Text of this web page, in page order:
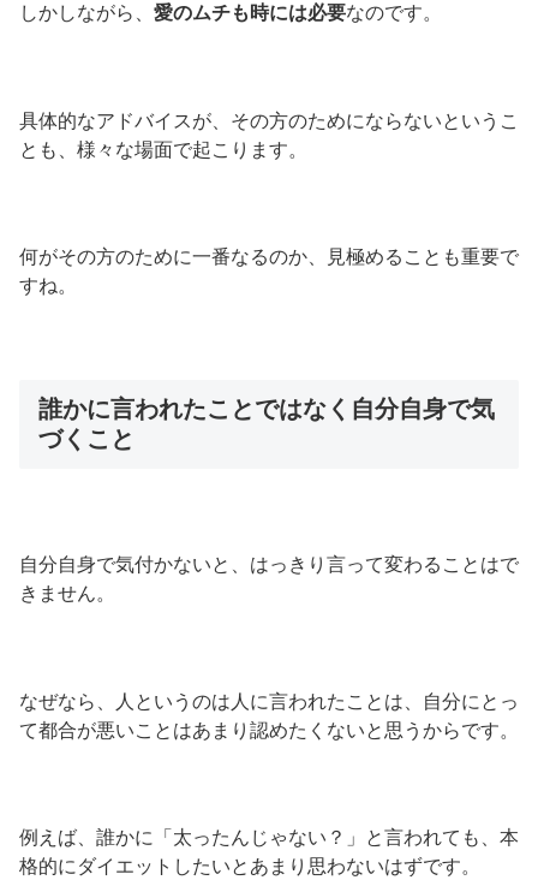
しかしながら、 愛のムチも時には必要なのです。
具体的なアドバイスが、その方のためにならないというこ
とも、様々な場面で起こります。
何がその方のために一番なるのか、見極めることも重要で
すね。
誰かに言われたことではなく自分自身で気
づくこと
自分自身で気付かないと、はっきり言って変わることはで
きません。
なぜなら、人というのは人に言われたことは、自分にとっ
て都合が悪いことはあまり認めたくないと思うからです。
例えば、誰かに「太ったんじゃない？」と言われても、本
格的にダイエットしたいとあまり思わないはずです。